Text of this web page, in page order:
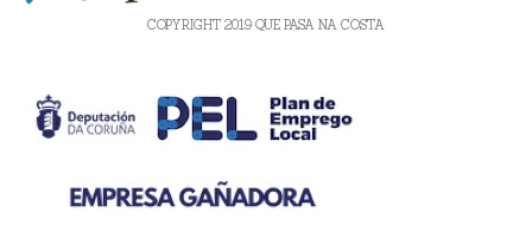
COPYRIGHT 2019 QUE PASA NA COSTA